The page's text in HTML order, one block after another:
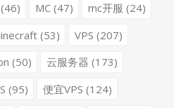
MC(47) mc开服 (24)
(53) VPS (207)
(50) 云服务器 (173)
(95) 便宜VPS (124)